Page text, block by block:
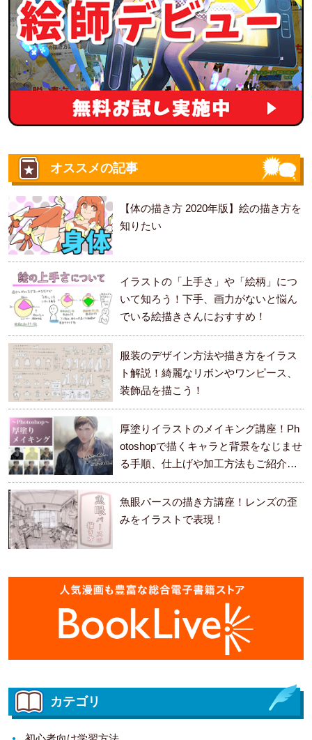
オススメの記事
【体の描き方 2020年版】絵の描き方を
知りたい
イラストの「上手さ」や「絵柄」につ
いて知ろう！下手、画力がないと悩ん
でいる絵描きさんにおすすめ！
服装のデザイン方法や描き方をイラス
ト解説！綺麗なリボンやワンピース、
装飾品を描こう！
厚塗りイラストのメイキング講座！Ph
otoshopで描くキャラと背景をなじませ
る手順、仕上げや加工方法もご紹介し
ます。
魚眼パースの描き方講座！レンズの歪
みをイラストで表現！
カテゴリ